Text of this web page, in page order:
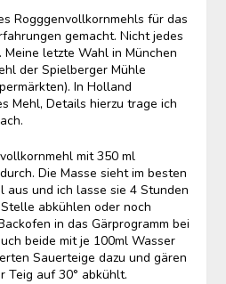
Rogggenvollkornmehls für das
gemacht. Nicht jedes
letzte Wahl in München
der Spielberger Mühle
In Holland
Mehl, Details hierzu trage ich
mit 350 ml
Die Masse sieht im besten
und ich lasse sie 4 Stunden
abkühlen oder noch
in das Gärprogramm bei
beide mit je 100ml Wasser
Sauerteige dazu und gären
Teig auf 30° abkühlt.